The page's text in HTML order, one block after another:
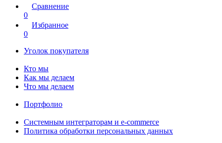
Сравнение
0
Избранное
0
Уголок покупателя
Кто мы
Как мы делаем
Что мы делаем
Портфолио
Системным интеграторам и e-commerce
Политика обработки персональных данных